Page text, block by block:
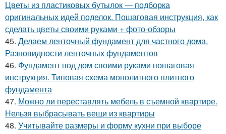
Цветы из пластиковых бутылок — подборка
оригинальных идей поделок. Пошаговая инструкция, как
сделать цветы своими руками + фото-обзоры
45. Делаем ленточный фундамент для частного дома.
Разновидности ленточных фундаментов
46. Фундамент под дом своими руками пошаговая
инструкция. Типовая схема монолитного плитного
фундамента
47. Можно ли переставлять мебель в съемной квартире.
Нельзя выбрасывать вещи из квартиры
48. Учитывайте размеры и форму кухни при выборе